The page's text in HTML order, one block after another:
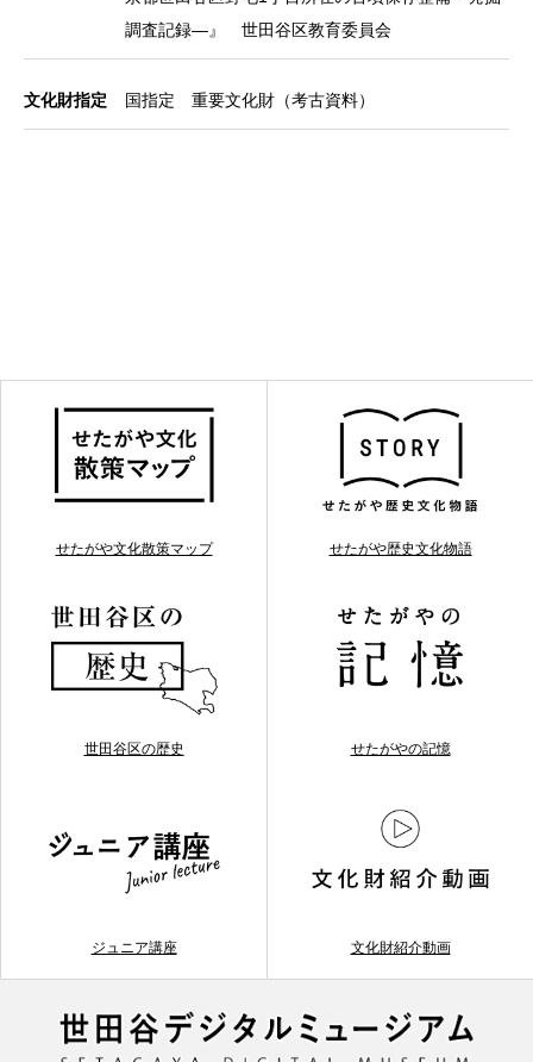
調査記録―』 世田谷区教育委員会
文化財指定 国指定 重要文化財（考古資料）
せたがや文化散策マップ せたがや歴史文化物語
世田谷区の歴史 せたがやの記憶
ジュニア講座 文化財紹介動画